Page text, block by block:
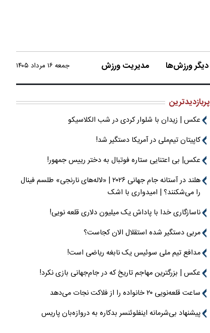
دیگر ورزش‌ها مدیریت ورزش جمعه ۱۶ مرداد ۱۴۰۵
پربازدیدترین
عکس | زیدان با شلوار کردی در شب الکلاسیکو
کاپیتان تیم‌ملی در آمریکا دستگیر شد!
عکس| بی اعتنایی ستاره فوتبال به دختر رییس جمهور!
هلند در آستانه جام جهانی ۲۰۲۶ | «لاله‌های نارنجی» طلسم فینال
را می‌شکنند؟ | امیدواری با اشک
ناسازگاری خدا با پاداش یک میلیون دلاری قلعه نویی!
مربی دستگیر شده استقلال الان کجاست؟
مدافع تیم ملی سوئیس یک نابغه ریاضی است!
عکس | بزرگترین مهاجم تاریخ که در جام‌جهانی بازی نکرد!
ساعت قلعه‌نویی ۲۰ خانواده را از فلاکت نجات می‌دهد
پیشنهاد بی‌شرمانه اینفلوئنسر بدکاره به دروازه‌بان پاریس